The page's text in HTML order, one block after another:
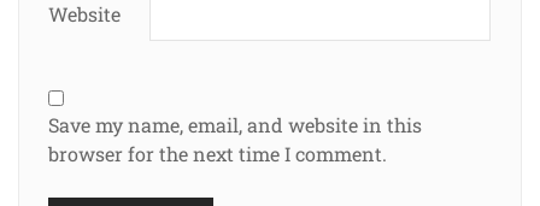
Website
Save my name, email, and website in this
browser for the next time I comment.